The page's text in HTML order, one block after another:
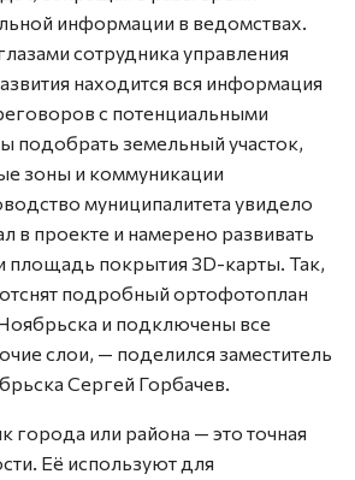
информации в ведомствах.
сотрудника управления
находится вся информация
с потенциальными
подобрать земельный участок,
зоны и коммуникации
муниципалитета увидело
в проекте и намерено развивать
площадь покрытия 3D-карты. Так,
подробный ортофотоплан
и подключены все
слои, — поделился заместитель
Сергей Горбачев.
или района — это точная
Её используют для